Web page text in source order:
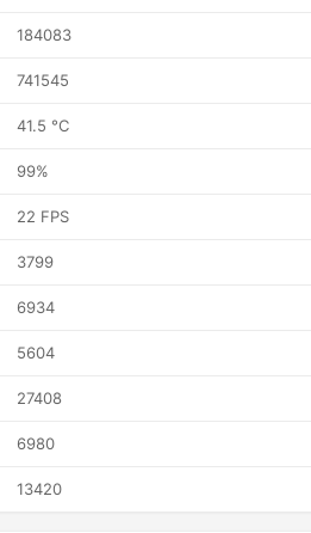
184083
741545
41.5 °C
99%
22 FPS
3799
6934
5604
27408
6980
13420